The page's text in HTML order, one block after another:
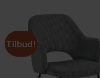
Tilbud!